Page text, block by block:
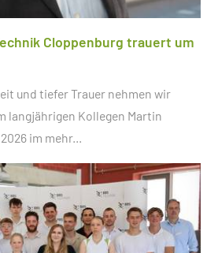
Cloppenburg trauert um
und tiefer Trauer nehmen wir
langjährigen Kollegen Martin
im mehr...